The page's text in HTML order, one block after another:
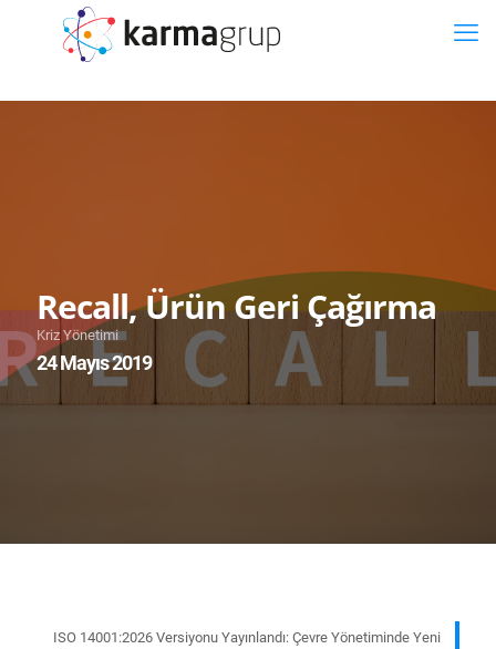
Recall, Ürün Geri Çağırma
Kriz Yönetimi
24 Mayıs 2019
ISO 14001:2026 Versiyonu Yayınlandı: Çevre Yönetiminde Yeni